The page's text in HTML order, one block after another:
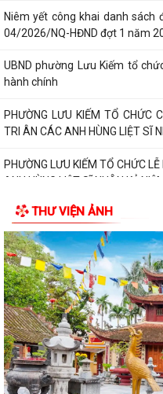
Niêm yết công khai danh sách
04/2026/NQ-HĐND đợt 1 năm
UBND phường Lưu Kiếm tổ
hành chính
PHƯỜNG LƯU KIẾM TỔ CHỨC
TRI ÂN CÁC ANH HÙNG LIỆT SĨ
PHƯỜNG LƯU KIẾM TỔ CHỨC
ANH HÙNG LIỆT SĨ NHÂN KỶ
QUY ĐỊNH SỐ 208-QĐ/TW VỀ
Báo Đại biểu nhân dân đưa tin:
nâng cao hiệu quả hoạt động...
UBND phường Lưu Kiếm ban
thông tin, truyền thông y tế
UBND phường Lưu Kiếm thông
kiểm tra hồ sơ đăng ký, cấp
THƯ VIỆN ẢNH